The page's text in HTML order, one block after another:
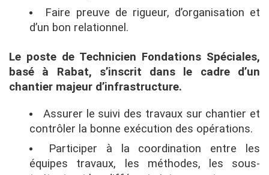
Faire preuve de rigueur, d’organisation et
d’un bon relationnel.
Le poste de Technicien Fondations Spéciales,
basé à Rabat, s’inscrit dans le cadre d’un
chantier majeur d’infrastructure.
Assurer le suivi des travaux sur chantier et
contrôler la bonne exécution des opérations.
Participer à la coordination entre les
équipes travaux, les méthodes, les sous-